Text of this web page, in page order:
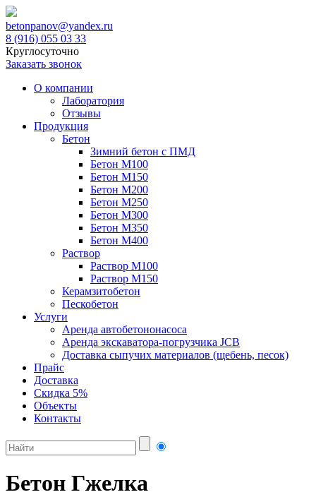
betonpanov@yandex.ru
8 (916) 055 03 33
Круглосуточно
Заказать звонок
О компании
Лаборатория
Отзывы
Продукция
Бетон
Зимний бетон с ПМД
Бетон М100
Бетон М150
Бетон М200
Бетон М250
Бетон М300
Бетон М350
Бетон М400
Раствор
Раствор М100
Раствор М150
Керамзитобетон
Пескобетон
Услуги
Аренда автобетононасоса
Аренда экскаватора-погрузчика JCB
Доставка сыпучих материалов (щебень, песок)
Прайс
Доставка
Скидка 5%
Объекты
Контакты
Бетон Гжелка